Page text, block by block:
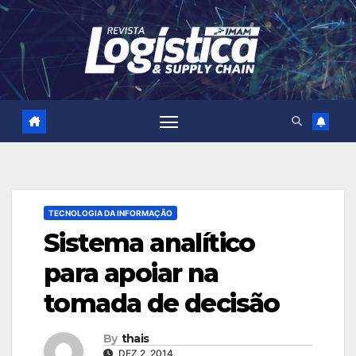
Skip
content
TECNOLOGIA DA INFORMAÇÃO
Sistema analítico
para apoiar na
tomada de decisão
By thais
DEZ 2, 2014